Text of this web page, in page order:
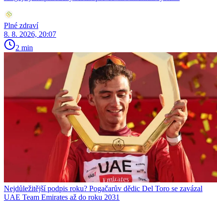
Plné zdraví
8. 8. 2026, 20:07
2 min
Nejdůležitější podpis roku? Pogačarův dědic Del Toro se zavázal
UAE Team Emirates až do roku 2031